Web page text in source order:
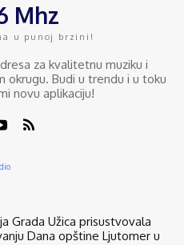
Mhz
u punoj brzini!
za kvalitetnu muziku i
okrugu. Budi u trendu i u toku
novu aplikaciju!
Grada Užica prisustvovala
Dana opštine Ljutomer u